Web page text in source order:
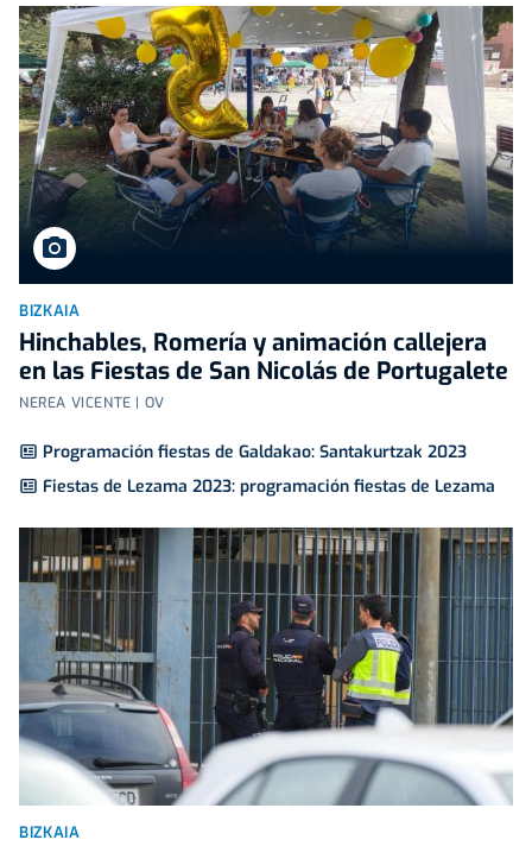
BIZKAIA
Hinchables, Romería y animación callejera
en las Fiestas de San Nicolás de Portugalete
NEREA VICENTE | OV
Programación fiestas de Galdakao: Santakurtzak 2023
Fiestas de Lezama 2023: programación fiestas de Lezama
BIZKAIA